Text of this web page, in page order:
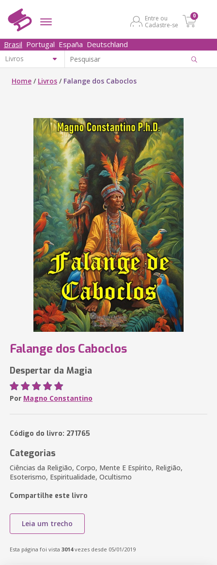
Entre ou
Cadastre-se
0
Brasil Portugal España Deutschland
Home / Livros / Falange dos Caboclos
Falange dos Caboclos
Despertar da Magia
Por Magno Constantino
Código do livro: 271765
Categorias
Ciências da Religião, Corpo, Mente E Espírito, Religião,
Esoterismo, Espiritualidade, Ocultismo
Compartilhe este livro
Leia um trecho
Esta página foi vista 3014vezes desde 05/01/2019